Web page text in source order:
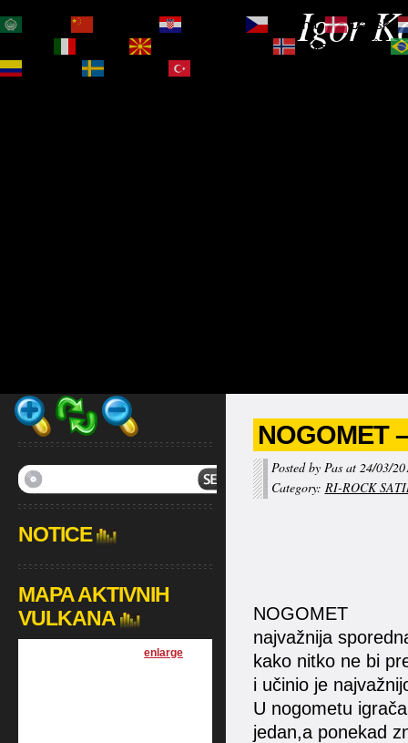
Igor
NOGOMET
Posted by Pas at 24/03/
Category: RI-ROCK
NOGOMET
najvažnija
kako nitko ne bi
i učinio je
U nogometu
jedan,a ponekad
NOTICE
MAPA AKTIVNIH
VULKANA
[enlarge
Čeština‎
Dansk
Norsk bokmål